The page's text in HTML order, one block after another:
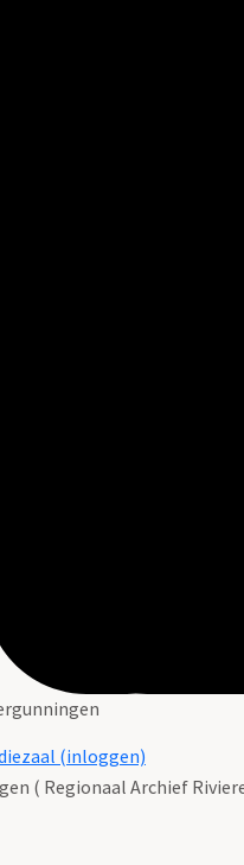
(inloggen)
( Regionaal Archief